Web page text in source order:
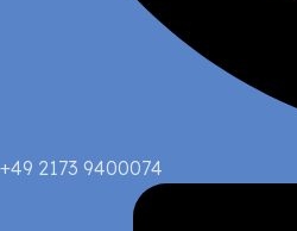
+49 2173 9400074